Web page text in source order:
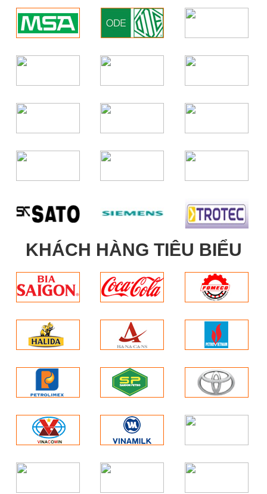
KHÁCH HÀNG TIÊU BIỂU